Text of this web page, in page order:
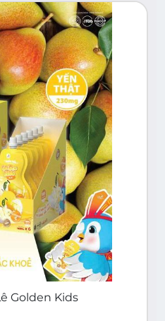
Golden Kids